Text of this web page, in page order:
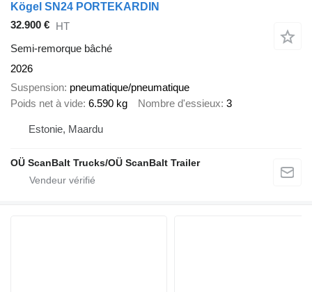
Kögel SN24 PORTEKARDIN
32.900 € HT
Semi-remorque bâché
2026
Suspension pneumatique/pneumatique
Poids net à vide 6.590 kg Nombre d'essieux 3
Estonie, Maardu
OÜ ScanBalt Trucks/OÜ ScanBalt Trailer